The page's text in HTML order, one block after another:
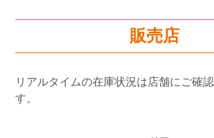
販売店
リアルタイムの在庫状況は店舗にご確
す。